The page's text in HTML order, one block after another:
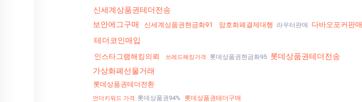
신세계상품권테더전송
보안에그구매
신세계상품권현금화91 암호화폐결제대행 라우터판매 다바오포커판매
테더코인매입
인스타그램해킹의뢰 쓰레드해킹가격 롯데상품권현금화95 롯데상품권테더전송
가상화폐선물거래
롯데상품권테더전환
언더키워드 가격 롯데상품권94%
롯데상품권테더구매